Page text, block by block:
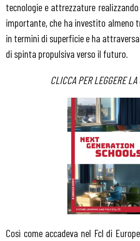
tecnologie e attrezzature
importante, che ha investito almeno
in termini di superficie e ha
di spinta propulsiva verso il futuro.
CLICCA PER LEGGERE LA
Così come accadeva nel Fcl di